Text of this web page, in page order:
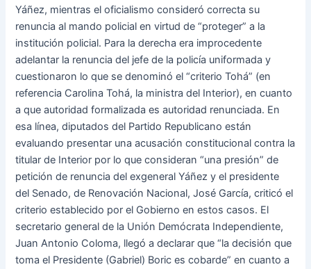
Yáñez, mientras el oficialismo consideró correcta su
renuncia al mando policial en virtud de “proteger” a la
institución policial. Para la derecha era improcedente
adelantar la renuncia del jefe de la policía uniformada y
cuestionaron lo que se denominó el “criterio Tohá” (en
referencia Carolina Tohá, la ministra del Interior), en cuanto
a que autoridad formalizada es autoridad renunciada. En
esa línea, diputados del Partido Republicano están
evaluando presentar una acusación constitucional contra la
titular de Interior por lo que consideran “una presión” de
petición de renuncia del exgeneral Yáñez y el presidente
del Senado, de Renovación Nacional, José García, criticó el
criterio establecido por el Gobierno en estos casos. El
secretario general de la Unión Demócrata Independiente,
Juan Antonio Coloma, llegó a declarar que “la decisión que
toma el Presidente (Gabriel) Boric es cobarde” en cuanto a